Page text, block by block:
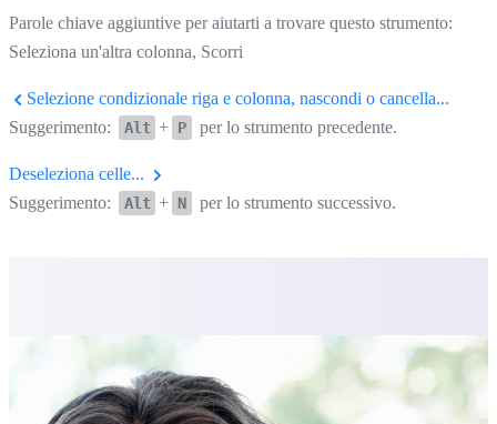
Parole chiave aggiuntive per aiutarti a trovare questo strumento:
Seleziona un'altra colonna, Scorri
Selezione condizionale riga e colonna, nascondi o cancella...
Suggerimento:
Alt + P per lo strumento precedente.
Deseleziona celle...
Suggerimento:
Alt + N per lo strumento successivo.